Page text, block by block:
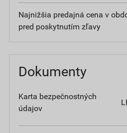
Najnižšia predajná cena v
pred poskytnutím zľavy
Dokumenty
Karta bezpečnostných
údajov